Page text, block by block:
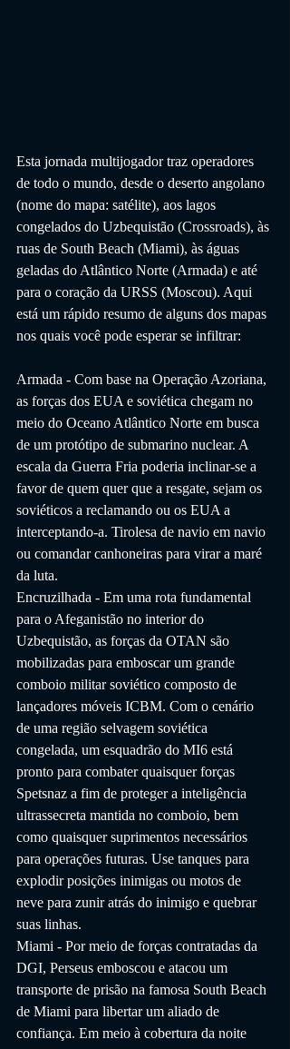
Esta jornada multijogador traz operadores
de todo o mundo, desde o deserto angolano
(nome do mapa: satélite), aos lagos
congelados do Uzbequistão (Crossroads), às
ruas de South Beach (Miami), às águas
geladas do Atlântico Norte (Armada) e até
para o coração da URSS (Moscou). Aqui
está um rápido resumo de alguns dos mapas
nos quais você pode esperar se infiltrar:
Armada - Com base na Operação Azoriana,
as forças dos EUA e soviética chegam no
meio do Oceano Atlântico Norte em busca
de um protótipo de submarino nuclear. A
escala da Guerra Fria poderia inclinar-se a
favor de quem quer que a resgate, sejam os
soviéticos a reclamando ou os EUA a
interceptando-a. Tirolesa de navio em navio
ou comandar canhoneiras para virar a maré
da luta.
Encruzilhada - Em uma rota fundamental
para o Afeganistão no interior do
Uzbequistão, as forças da OTAN são
mobilizadas para emboscar um grande
comboio militar soviético composto de
lançadores móveis ICBM. Com o cenário
de uma região selvagem soviética
congelada, um esquadrão do MI6 está
pronto para combater quaisquer forças
Spetsnaz a fim de proteger a inteligência
ultrassecreta mantida no comboio, bem
como quaisquer suprimentos necessários
para operações futuras. Use tanques para
explodir posições inimigas ou motos de
neve para zunir atrás do inimigo e quebrar
suas linhas.
Miami - Por meio de forças contratadas da
DGI, Perseus emboscou e atacou um
transporte de prisão na famosa South Beach
de Miami para libertar um aliado de
confiança. Em meio à cobertura da noite